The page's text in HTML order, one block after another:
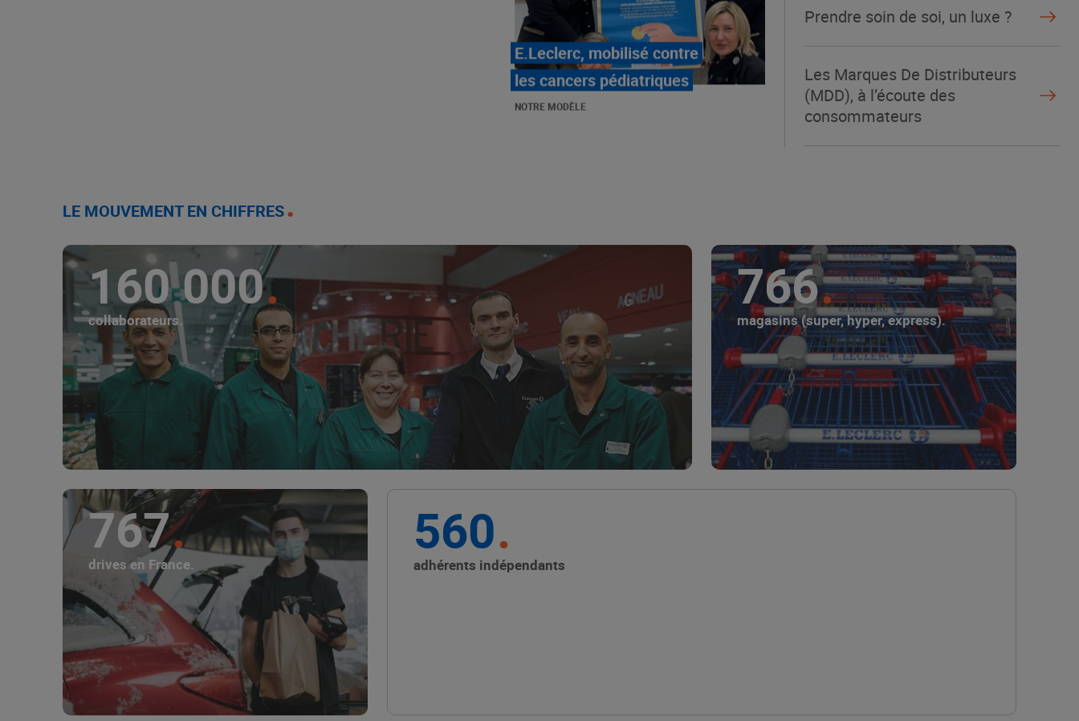
LE MOUVEMENT
E.LECLERC ET SES
COMBATS
NOTRE MODÈLE
« Repérage » - La nouvelle
revue de tendances de
Marque Repère
ALIMENTATION DE QUALITÉ
producteurs avec les
Prendre soin de soi, un luxe ?
Les Marques De Distributeurs
(MDD), à l’écoute des
consommateurs
LE MOUVEMENT EN CHIFFRES
160 000
collaborateurs.
766
magasins (super, hyper, express).
767
drives en France.
560
adhérents indépendants